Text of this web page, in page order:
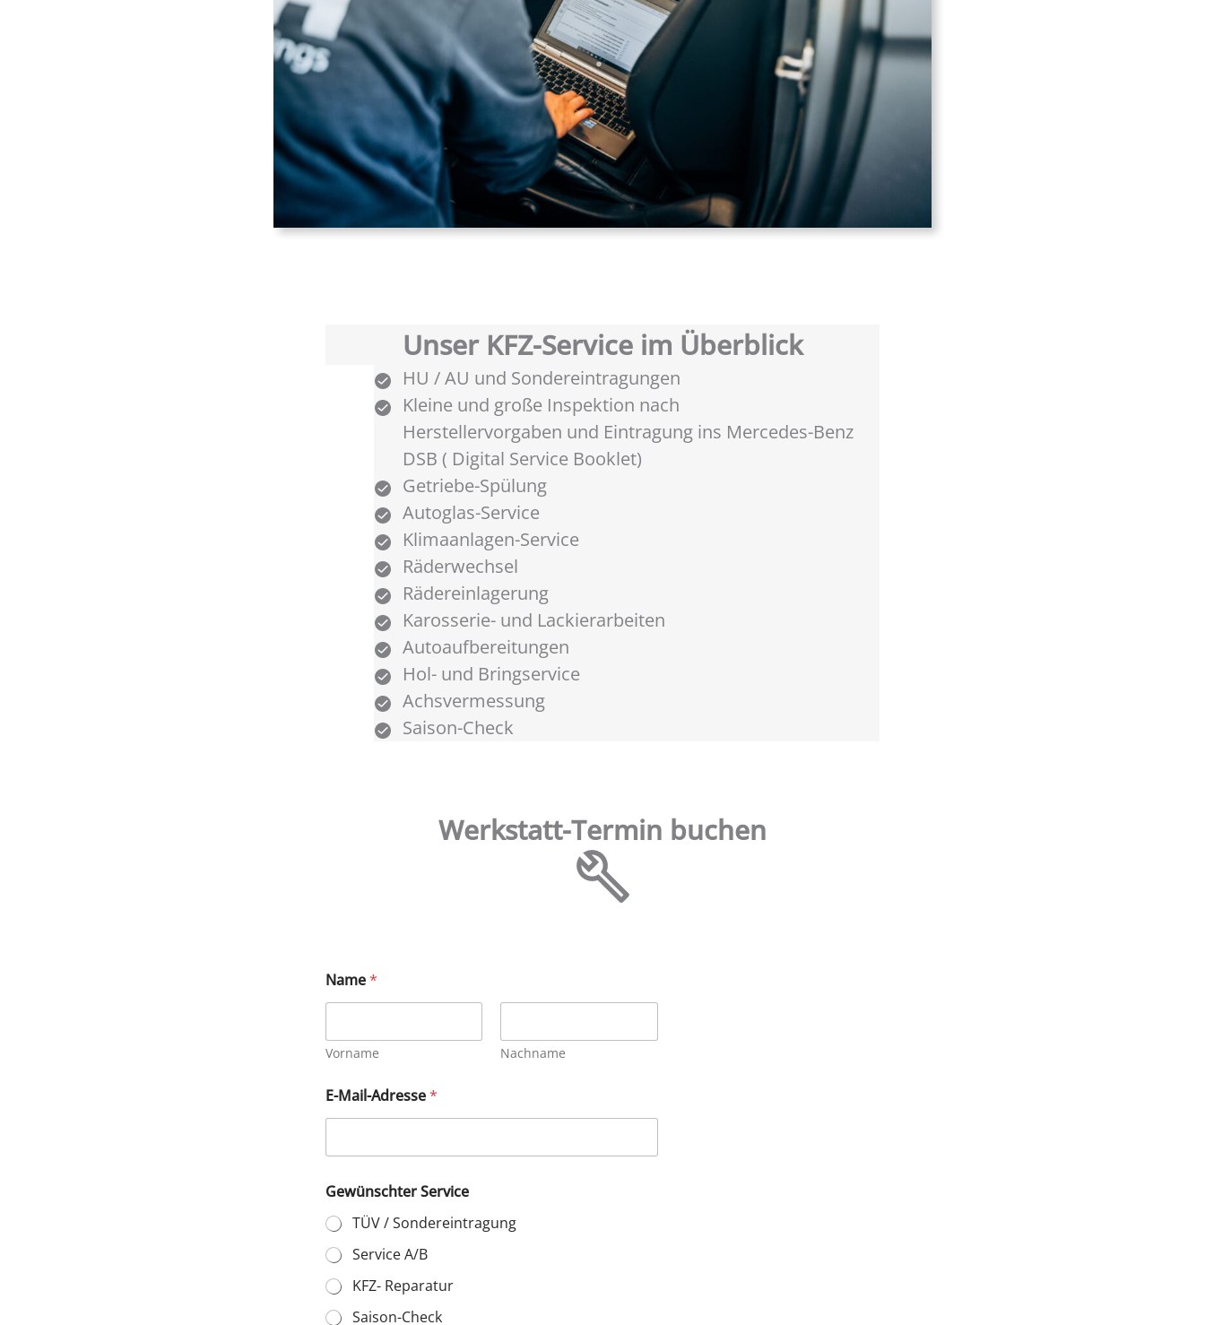
Unser KFZ-Service im Überblick
HU / AU und Sondereintragungen
Kleine und große Inspektion nach
Herstellervorgaben und Eintragung ins Mercedes-Benz
DSB ( Digital Service Booklet)
Getriebe-Spülung
Autoglas-Service
Klimaanlagen-Service
Räderwechsel
Rädereinlagerung
Karosserie- und Lackierarbeiten
Autoaufbereitungen
Hol- und Bringservice
Achsvermessung
Saison-Check
Werkstatt-Termin buchen
Name*
Vorname Nachname
a
m
N
c
h
r
i
c
h
t
I
E-Mail-Adresse*
Gewünschter Service
TÜV / Sondereintragung
Service A/B
KFZ- Reparatur
Saison-Check